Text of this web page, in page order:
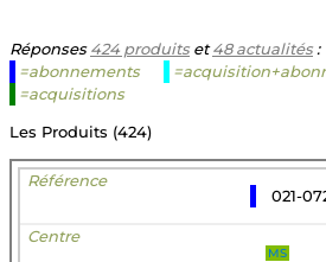
Réponses424 produitset48 actualités:
=abonnements
=acquisitions
Les Produits (424)
021-
MS